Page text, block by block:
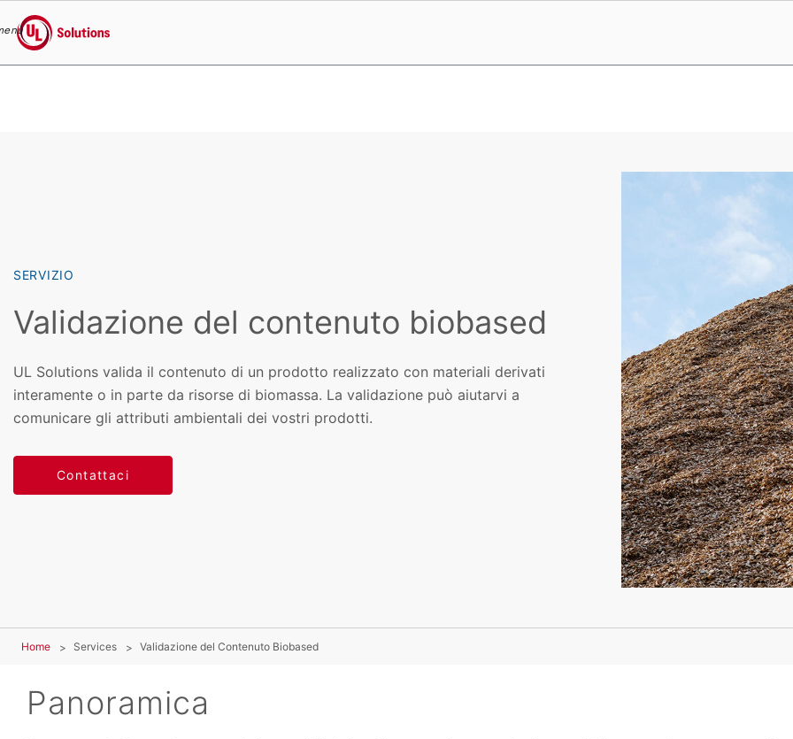
UL Solutions
SERVIZIO
Validazione del contenuto biobased
UL Solutions valida il contenuto di un prodotto realizzato con materiali derivati
interamente o in parte da risorse di biomassa. La validazione può aiutarvi a
comunicare gli attributi ambientali dei vostri prodotti.
Contattaci
Home Services Validazione del Contenuto Biobased
Panoramica